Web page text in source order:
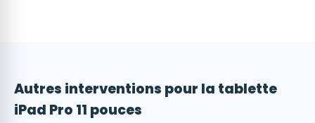
Autres interventions pour la tablette
iPad Pro 11 pouces